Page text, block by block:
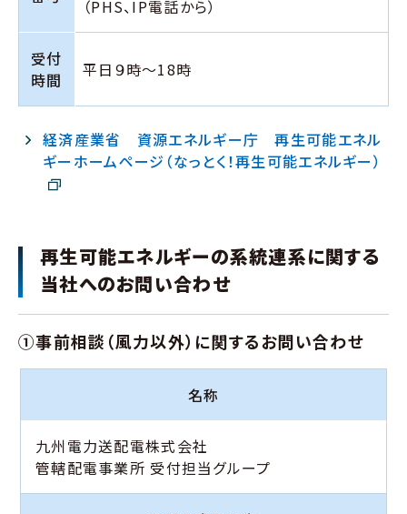
（PHS、IP電話から）
受付
時間
平日９時～18時
経済産業省 資源エネルギー庁 再生可能エネル
ギーホームページ（なっとく！再生可能エネルギー）
再生可能エネルギーの系統連系に関する
当社へのお問い合わせ
①事前相談（風力以外）に関するお問い合わせ
名称
九州電力送配電株式会社
管轄配電事業所 受付担当グループ